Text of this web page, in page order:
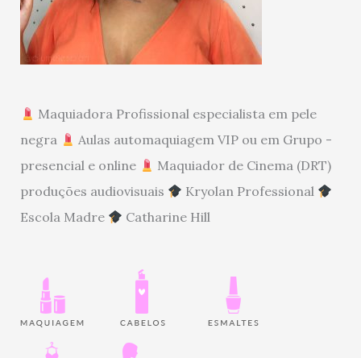
Maquiadora Profissional especialista em pele
negra
Aulas automaquiagem VIP ou em Grupo -
presencial e online
Maquiador de Cinema (DRT)
produções audiovisuais
Kryolan Professional
Escola Madre
Catharine Hill